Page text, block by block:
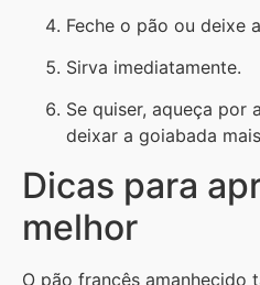
Feche o pão ou deixe
Sirva imediatamente.
Se quiser, aqueça por
deixar a goiabada
Dicas para
melhor
O pão francês amanhecido